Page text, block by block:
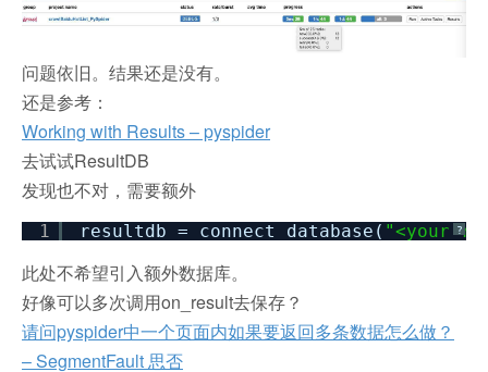
问题依旧。结果还是没有。
还是参考：
Working with Results – pyspider
去试试ResultDB
发现也不对，需要额外
?
1 resultdb = connect_database( "<your
此处不希望引入额外数据库。
好像可以多次调用on_result去保存？
请问pyspider中一个页面内如果要返回多条数据怎么做？
– SegmentFault 思否